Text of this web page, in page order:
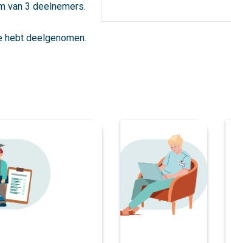
van 3 deelnemers.
hebt deelgenomen.